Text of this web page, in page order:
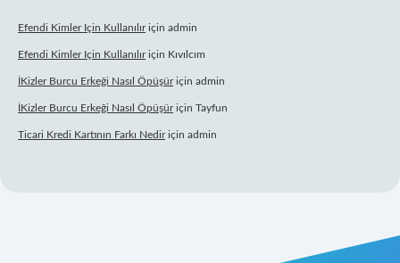
Efendi Kimler Için Kullanılıriçin admin
Efendi Kimler Için Kullanılıriçin Kıvılcım
İKizler Burcu Erkeği Nasıl Öpüşüriçin admin
İKizler Burcu Erkeği Nasıl Öpüşüriçin Tayfun
Ticari Kredi Kartının Farkı Nediriçin admin